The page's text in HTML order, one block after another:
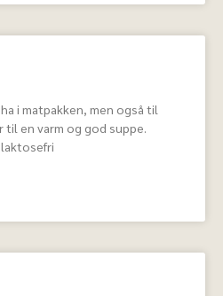
i matpakken, men også til
en varm og god suppe.